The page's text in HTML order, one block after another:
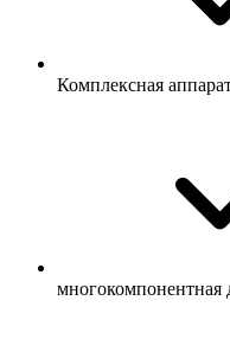
Комплексная
многокомпонентная